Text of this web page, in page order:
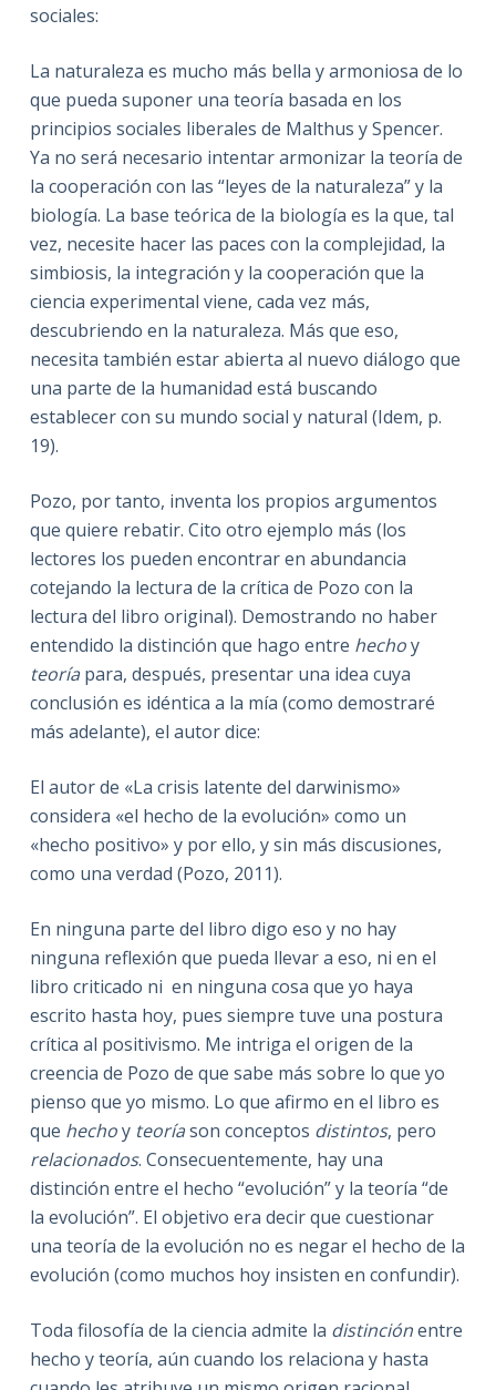
sociales:
La naturaleza es mucho más bella y armoniosa de lo
que pueda suponer una teoría basada en los
principios sociales liberales de Malthus y Spencer.
Ya no será necesario intentar armonizar la teoría de
la cooperación con las “leyes de la naturaleza” y la
biología. La base teórica de la biología es la que, tal
vez, necesite hacer las paces con la complejidad, la
simbiosis, la integración y la cooperación que la
ciencia experimental viene, cada vez más,
descubriendo en la naturaleza. Más que eso,
necesita también estar abierta al nuevo diálogo que
una parte de la humanidad está buscando
establecer con su mundo social y natural (Idem, p.
19).
Pozo, por tanto, inventa los propios argumentos
que quiere rebatir. Cito otro ejemplo más (los
lectores los pueden encontrar en abundancia
cotejando la lectura de la crítica de Pozo con la
lectura del libro original). Demostrando no haber
entendido la distinción que hago entre hechoy
teoríapara, después, presentar una idea cuya
conclusión es idéntica a la mía (como demostraré
más adelante), el autor dice:
El autor de «La crisis latente del darwinismo»
considera «el hecho de la evolución» como un
«hecho positivo» y por ello, y sin más discusiones,
como una verdad (Pozo, 2011).
En ninguna parte del libro digo eso y no hay
ninguna reflexión que pueda llevar a eso, ni en el
libro criticado ni en ninguna cosa que yo haya
escrito hasta hoy, pues siempre tuve una postura
crítica al positivismo. Me intriga el origen de la
creencia de Pozo de que sabe más sobre lo que yo
pienso que yo mismo. Lo que afirmo en el libro es
que hechoy teoríason conceptos distintos, pero
relacionados. Consecuentemente, hay una
distinción entre el hecho “evolución” y la teoría “de
la evolución”. El objetivo era decir que cuestionar
una teoría de la evolución no es negar el hecho de la
evolución (como muchos hoy insisten en confundir).
Toda filosofía de la ciencia admite la distinciónentre
hecho y teoría, aún cuando los relaciona y hasta